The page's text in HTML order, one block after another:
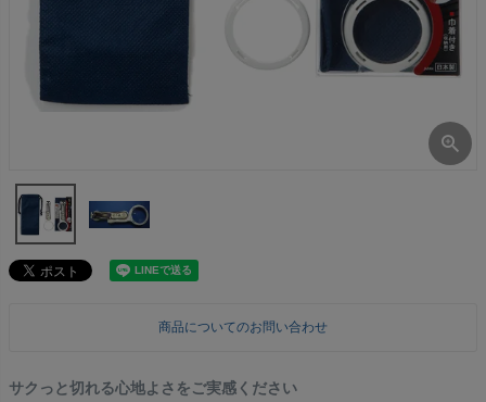
商品についてのお問い合わせ
サクっと切れる心地よさをご実感ください